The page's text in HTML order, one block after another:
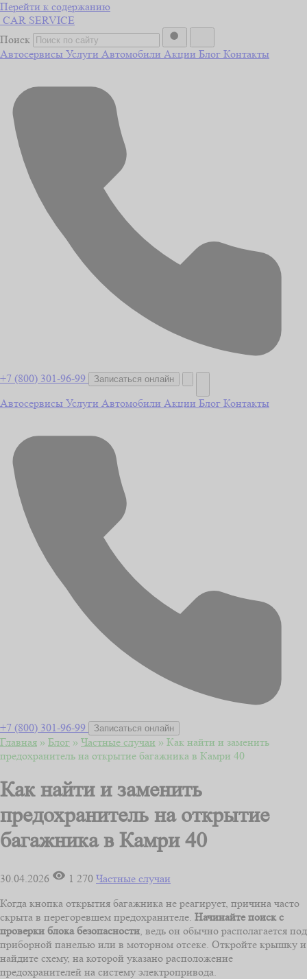
Перейти к содержанию
CAR SERVICE
Поиск
Автосервисы Услуги Автомобили Акции Блог Контакты
+7 (800) 301-96-99 Записаться онлайн
Автосервисы Услуги Автомобили Акции Блог Контакты
+7 (800) 301-96-99 Записаться онлайн
Главная » Блог » Частные случаи » Как найти и заменить
предохранитель на открытие багажника в Камри 40
Как найти и заменить
предохранитель на открытие
багажника в Камри 40
30.04.2026 1 270 Частные случаи
Когда кнопка открытия багажника не реагирует, причина часто
скрыта в перегоревшем предохранителе. Начинайте поиск с
проверки блока безопасности, ведь он обычно располагается под
приборной панелью или в моторном отсеке. Откройте крышку и
найдите схему, на которой указано расположение
предохранителей на систему электропривода.